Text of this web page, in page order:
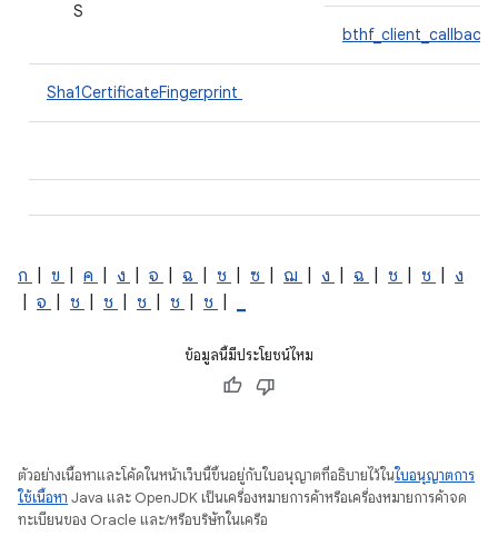
S
Sha1CertificateFingerprint
ก ข ค ง จ ฉ ช ซ ฌ ง ฉ ช ช
ง
จ ช ช ช ช ช
ข้อมูลนี้มีประโยชน์ไหม
ตัวอย่างเนื้อหาและโค้ดในหน้าเว็บนี้ขึ้นอยู่กับใบอนุญาตที่อธิบายไว้ในใบอนุญาตการ
ใช้เนื้อหา Java และ OpenJDK เป็นเครื่องหมายการค้าหรือเครื่องหมายการค้าจด
ทะเบียนของ Oracle และ/หรือบริษัทในเครือ